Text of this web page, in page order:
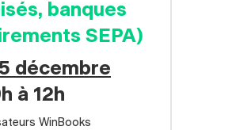
banques
SEPA)
décembre
à 12h
WinBooks